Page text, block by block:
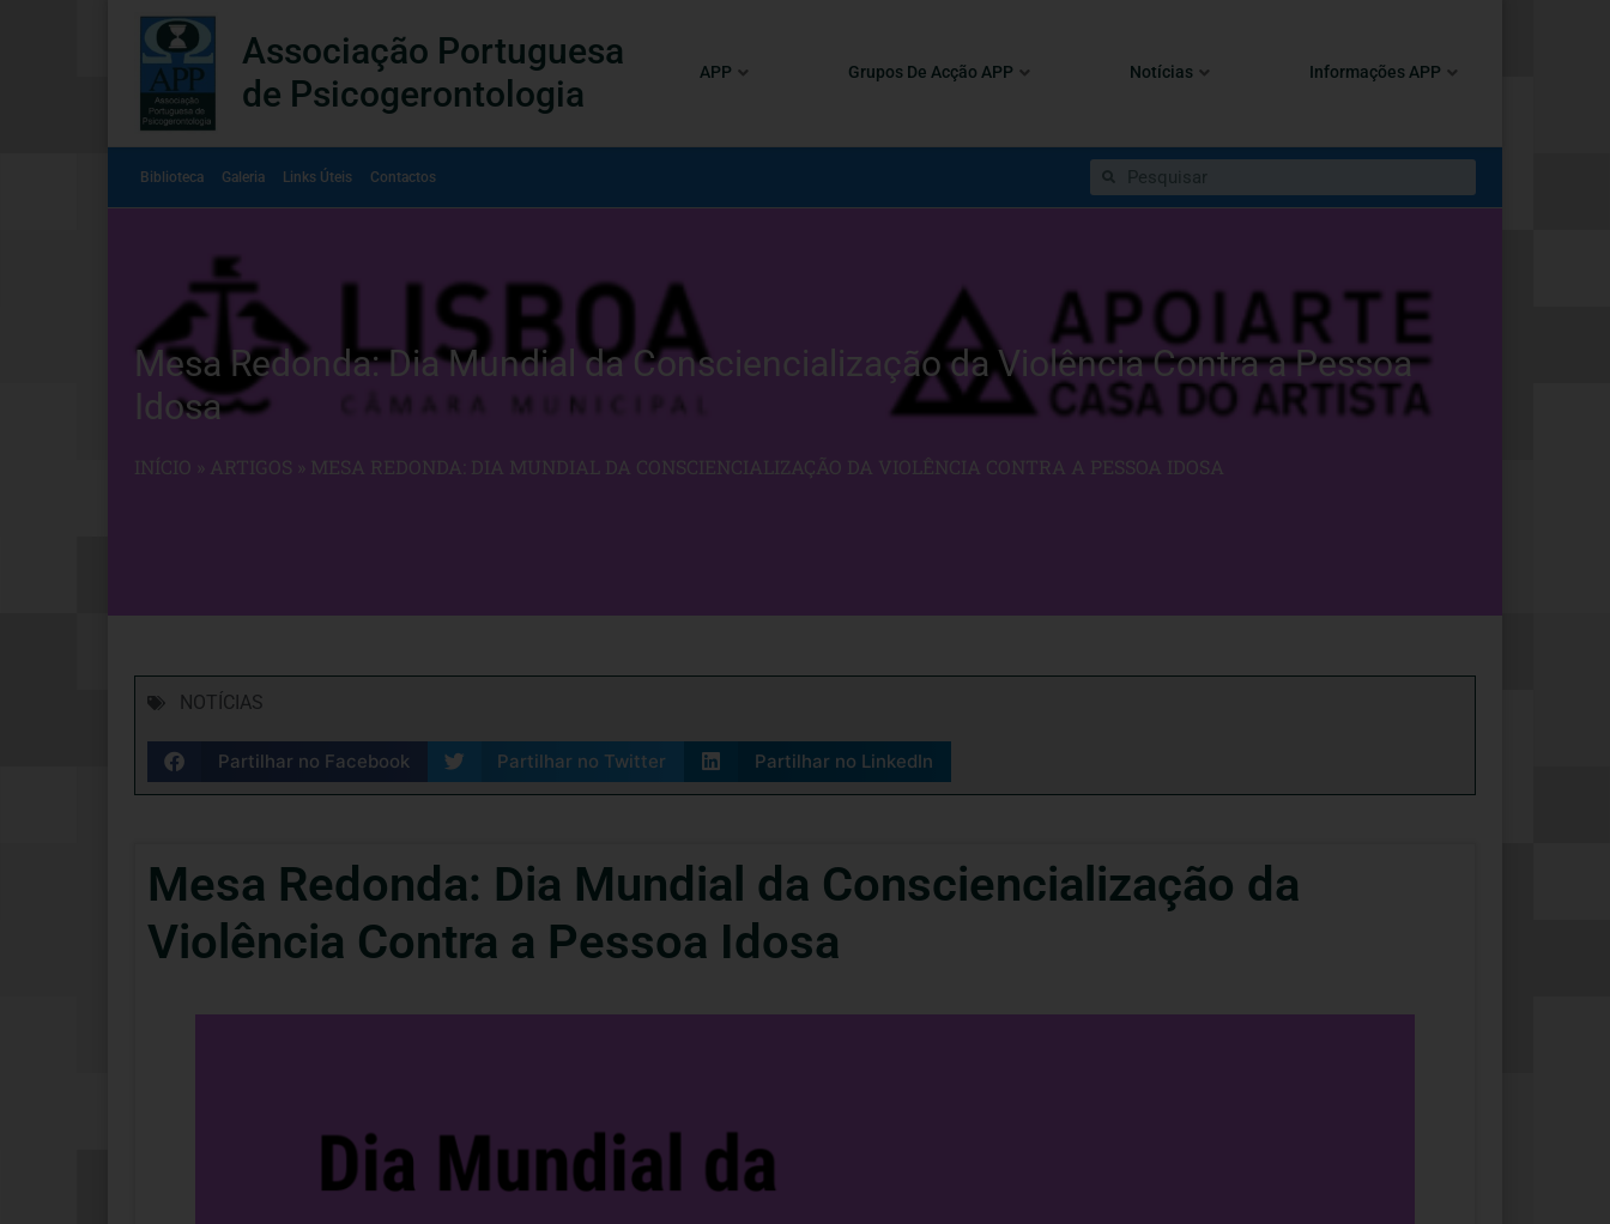
Associação Portuguesa
de Psicogerontologia
APP Grupos De Acção APP Notícias Informações APP
Biblioteca Galeria Links Úteis Contactos
Mesa Redonda: Dia Mundial da Consciencialização da Violência Contra a Pessoa
Idosa
INÍCIO » ARTIGOS » MESA REDONDA: DIA MUNDIAL DA CONSCIENCIALIZAÇÃO DA VIOLÊNCIA CONTRA A PESSOA IDOSA
NOTÍCIAS
Partilhar no Facebook Partilhar no Twitter Partilhar no LinkedIn
Mesa Redonda: Dia Mundial da Consciencialização da
Violência Contra a Pessoa Idosa